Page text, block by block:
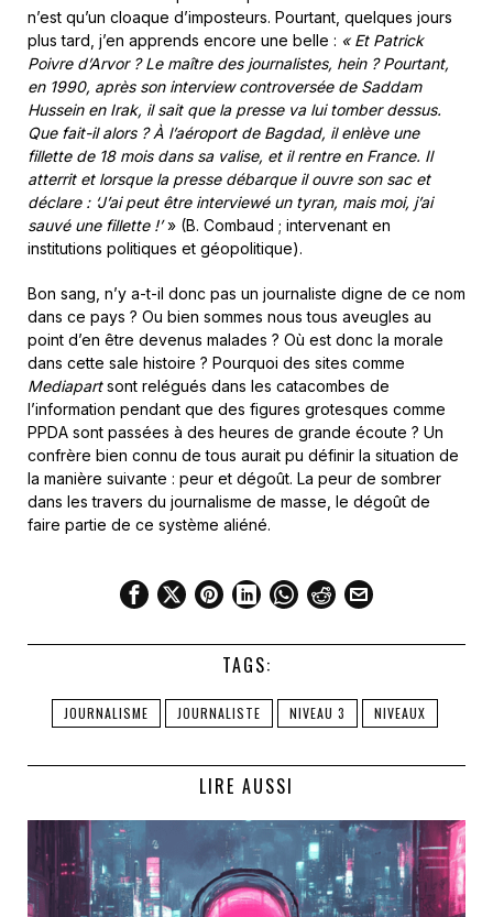
n’est qu’un cloaque d’imposteurs. Pourtant, quelques jours
plus tard, j’en apprends encore une belle : « Et Patrick
Poivre d’Arvor ? Le maître des journalistes, hein ? Pourtant,
en 1990, après son interview controversée de Saddam
Hussein en Irak, il sait que la presse va lui tomber dessus.
Que fait-il alors ? À l’aéroport de Bagdad, il enlève une
fillette de 18 mois dans sa valise, et il rentre en France. Il
atterrit et lorsque la presse débarque il ouvre son sac et
déclare : ‘J’ai peut être interviewé un tyran, mais moi, j’ai
sauvé une fillette !’» (B. Combaud ; intervenant en
institutions politiques et géopolitique).
Bon sang, n’y a-t-il donc pas un journaliste digne de ce nom
dans ce pays ? Ou bien sommes nous tous aveugles au
point d’en être devenus malades ? Où est donc la morale
dans cette sale histoire ? Pourquoi des sites comme
Mediapartsont relégués dans les catacombes de
l’information pendant que des figures grotesques comme
PPDA sont passées à des heures de grande écoute ? Un
confrère bien connu de tous aurait pu définir la situation de
la manière suivante : peur et dégoût. La peur de sombrer
dans les travers du journalisme de masse, le dégoût de
faire partie de ce système aliéné.
TAGS:
JOURNALISME JOURNALISTE NIVEAU 3 NIVEAUX
LIRE AUSSI